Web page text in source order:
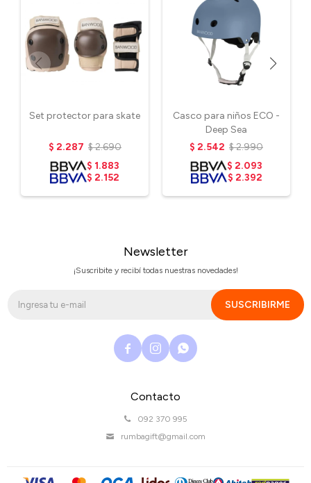
Set protector para skate
$ 2.287 $2.690
$ 1.883
$ 2.152
Casco para niños ECO -
Deep Sea
$ 2.542 $2.990
$ 2.093
$ 2.392
Contacto
092 370 995
rumbagift@gmail.com
Newsletter
¡Suscribite y recibí todas nuestras novedades!
SUSCRIBIRME
  